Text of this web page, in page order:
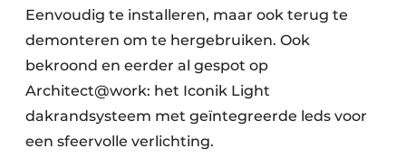
Eenvoudig te installeren, maar ook terug te
demonteren om te hergebruiken. Ook
bekroond en eerder al gespot op
Architect@work: het Iconik Light
dakrandsysteem met geïntegreerde leds voor
een sfeervolle verlichting.